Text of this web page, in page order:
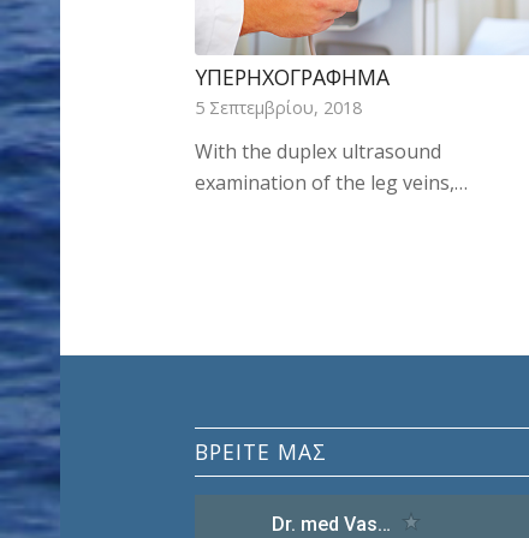
ΜΥΪΚΈΣ ΚΡΆΜΠΕΣ
2 Μαΐου, 2020
Μυϊκές κράμπες (Για τα κείμενα…
ΥΠΕΡΗΧΟΓΡΆΦΗΜΑ
5 Σεπτεμβρίου, 2018
With the duplex ultrasound
examination of the leg veins,…
ΒΡΕΊΤΕ ΜΑΣ